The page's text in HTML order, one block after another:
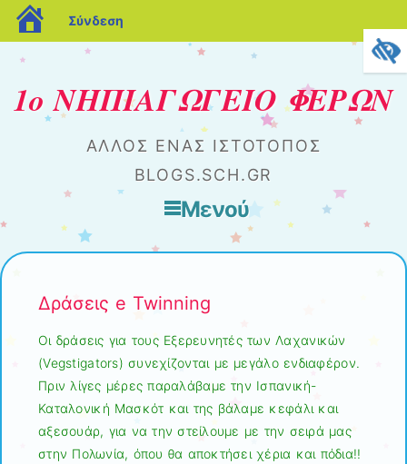
blogs.sch.gr
Σύνδεση
1ο ΝΗΠΙΑΓΩΓΕΙΟ ΦΕΡΩΝ
ΆΛΛΟΣ ΈΝΑΣ ΙΣΤΌΤΟΠΟΣ
BLOGS.SCH.GR
Μενού
Μετάβαση στο περιεχόμενο
Δράσεις e Twinning
Οι δράσεις για τους Εξερευνητές των Λαχανικών
(Vegstigators) συνεχίζονται με μεγάλο ενδιαφέρον.
Πριν λίγες μέρες παραλάβαμε την Ισπανική-
Καταλονική Μασκότ και της βάλαμε κεφάλι και
αξεσουάρ, για να την στείλουμε με την σειρά μας
στην Πολωνία, όπου θα αποκτήσει χέρια και πόδια!!